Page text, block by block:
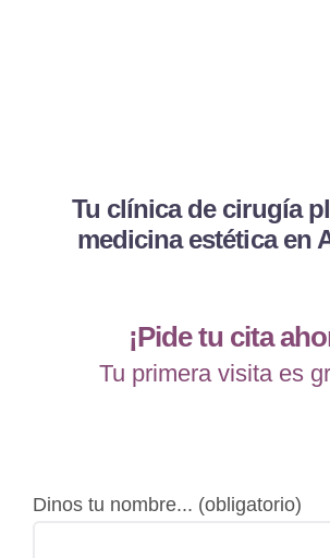
Tu clínica de cirugía
medicina estética en
¡Pide tu cita
Tu primera visita es
Dinos tu nombre... (obligatorio)